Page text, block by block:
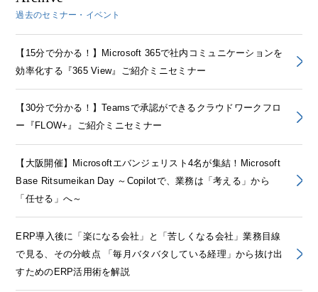
過去のセミナー・イベント
【15分で分かる！】Microsoft 365で社内コミュニケーションを
効率化する『365 View』ご紹介ミニセミナー
【30分で分かる！】Teamsで承認ができるクラウドワークフロ
ー『FLOW+』ご紹介ミニセミナー
【大阪開催】Microsoftエバンジェリスト4名が集結！Microsoft
Base Ritsumeikan Day ～Copilotで、業務は「考える」から
「任せる」へ～
ERP導入後に「楽になる会社」と「苦しくなる会社」業務目線
で見る、その分岐点 「毎月バタバタしている経理」から抜け出
すためのERP活用術を解説